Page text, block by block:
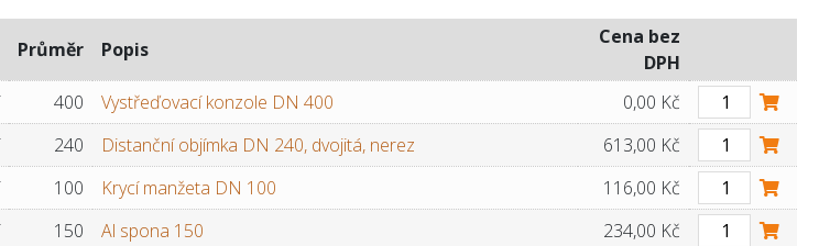
Průměr Popis
Cena bez
DPH
400 Vystřeďovací konzole DN 400
0,00 Kč
240 Distanční objímka DN 240, dvojitá, nerez
613,00 Kč
100 Krycí manžeta DN 100
116,00 Kč
150 Al spona 150
234,00 Kč